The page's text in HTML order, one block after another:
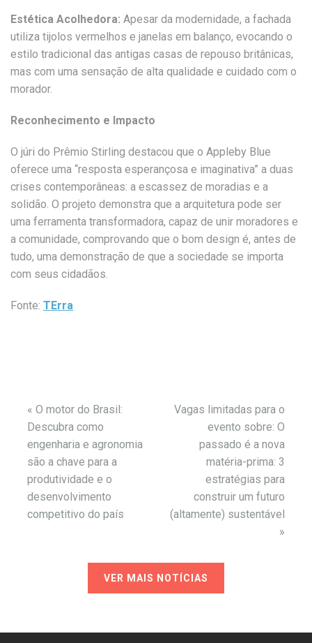
Estética Acolhedora: Apesar da modernidade, a fachada
utiliza tijolos vermelhos e janelas em balanço, evocando o
estilo tradicional das antigas casas de repouso britânicas,
mas com uma sensação de alta qualidade e cuidado com o
morador.
Reconhecimento e Impacto
O júri do Prêmio Stirling destacou que o Appleby Blue
oferece uma “resposta esperançosa e imaginativa” a duas
crises contemporâneas: a escassez de moradias e a
solidão. O projeto demonstra que a arquitetura pode ser
uma ferramenta transformadora, capaz de unir moradores e
a comunidade, comprovando que o bom design é, antes de
tudo, uma demonstração de que a sociedade se importa
com seus cidadãos.
Fonte: TErra
« O motor do Brasil:
Descubra como
engenharia e agronomia
são a chave para a
produtividade e o
desenvolvimento
competitivo do país
Vagas limitadas para o
evento sobre: O
passado é a nova
matéria-prima: 3
estratégias para
construir um futuro
(altamente) sustentável
»
VER MAIS NOTÍCIAS